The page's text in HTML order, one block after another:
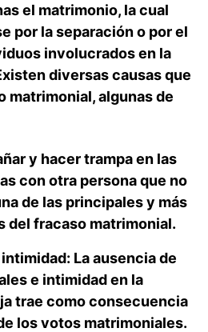
el matrimonio, la cual
por la separación o por el
involucrados en la
diversas causas que
matrimonial, algunas de
y hacer trampa en las
con otra persona que no
de las principales y más
del fracaso matrimonial.
La ausencia de
e intimidad en la
trae como consecuencia
los votos matrimoniales.